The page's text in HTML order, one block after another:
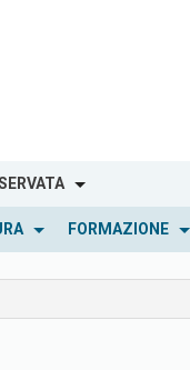
FORMAZIONE